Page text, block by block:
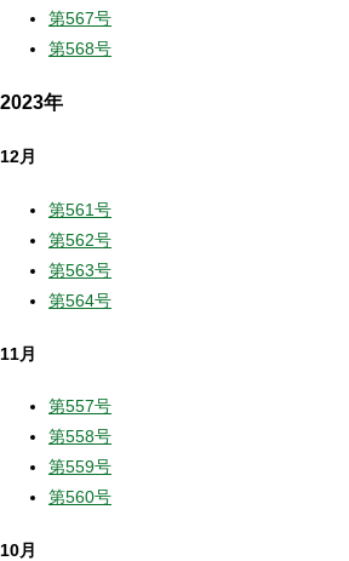
第567号
第568号
2023年
12月
第561号
第562号
第563号
第564号
11月
第557号
第558号
第559号
第560号
10月